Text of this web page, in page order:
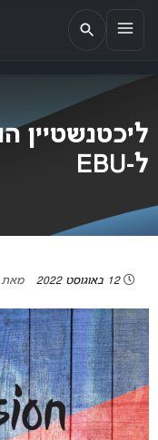
אתר הבית של
ליכטנשטיין
ל-EBU
12 באוגוסט 2022 מאת